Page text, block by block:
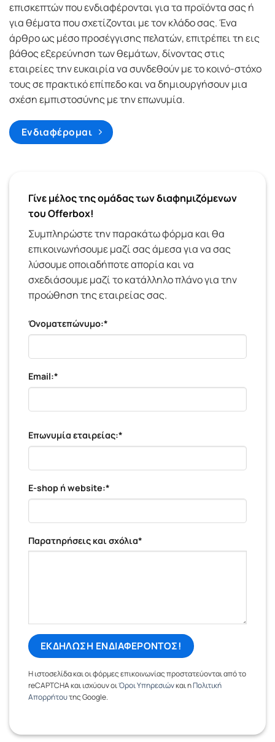
επισκεπτών που ενδιαφέρονται για τα προϊόντα σας ή
για θέματα που σχετίζονται με τον κλάδο σας. Ένα
άρθρο ως μέσο προσέγγισης πελατών, επιτρέπει τη εις
βάθος εξερεύνηση των θεμάτων, δίνοντας στις
εταιρείες την ευκαιρία να συνδεθούν με το κοινό-στόχο
τους σε πρακτικό επίπεδο και να δημιουργήσουν μια
σχέση εμπιστοσύνης με την επωνυμία.
Ενδιαφέρομαι
Γίνε μέλος της ομάδας των διαφημιζόμενων
του Offerbox!
Συμπληρώστε την παρακάτω φόρμα και θα
επικοινωνήσουμε μαζί σας άμεσα για να σας
λύσουμε οποιαδήποτε απορία και να
σχεδιάσουμε μαζί το κατάλληλο πλάνο για την
προώθηση της εταιρείας σας.
Όνοματεπώνυμο:*
Email:*
Επωνυμία εταιρείας:*
E-shop ή website:*
Παρατηρήσεις και σχόλια*
Η ιστοσελίδα και οι φόρμες επικοινωνίας προστατεύονται από το
reCAPTCHA και ισχύουν οιΌροι Υπηρεσιώνκαι ηΠολιτική
Απορρήτουτης Google.